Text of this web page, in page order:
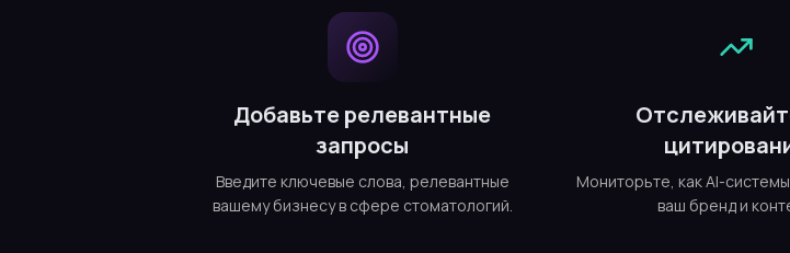
Добавьте релевантные
запросы
Введите ключевые слова, релевантные
вашему бизнесу в сфере стоматологий.
Мониторьте, как AI-
ваш бренд и